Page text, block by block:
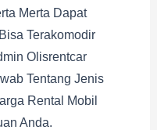
Merta Dapat
Terakomodir
Olisrentcar
Tentang Jenis
Rental Mobil
Anda.